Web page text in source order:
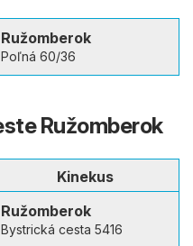
Ružomberok
Poľná 60/36
Ružomberok
Kinekus
Ružomberok
Bystrická cesta 5416